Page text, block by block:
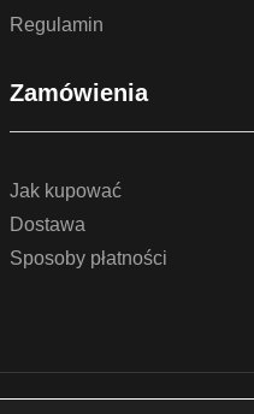
Regulamin
Zamówienia
Jak kupować
Dostawa
Sposoby płatności